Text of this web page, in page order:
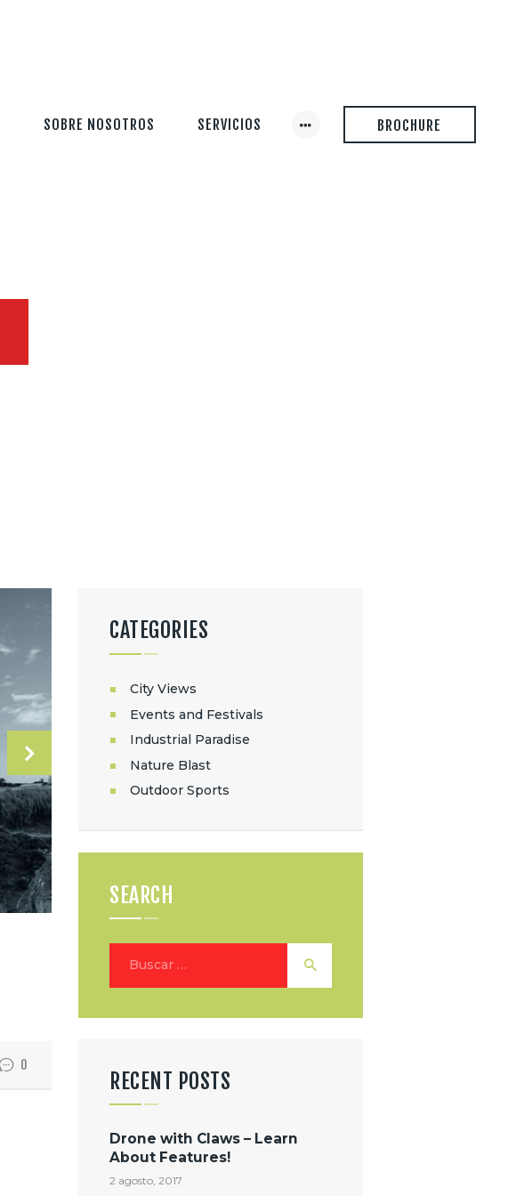
SOBRE NOSOTROS SERVICIOS BROCHURE
0
CATEGORIES
City Views
Events and Festivals
Industrial Paradise
Nature Blast
Outdoor Sports
SEARCH
RECENT POSTS
Drone with Claws – Learn
About Features!
2 agosto, 2017